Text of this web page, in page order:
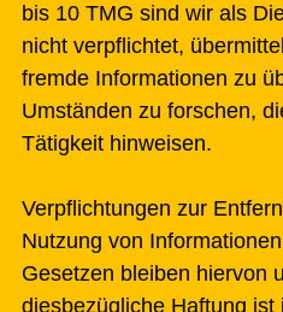
bis 10 TMG sind wir als
nicht verpflichtet,
fremde Informationen zu
Umständen zu forschen,
Tätigkeit hinweisen.
Verpflichtungen zur
Nutzung von
Gesetzen bleiben hiervon
diesbezügliche Haftung ist